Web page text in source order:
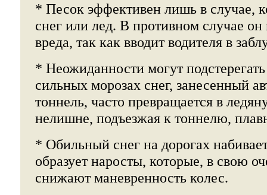
* Песок эффективен лишь в случае,
снег или лед. В противном случае
вреда, так как вводит водителя в
* Неожиданности могут
сильных морозах снег, занесенный
тоннель, часто превращается в
нелишне, подъезжая к тоннелю,
* Обильный снег на дорогах
образует наросты, которые, в свою
снижают маневренность колес.